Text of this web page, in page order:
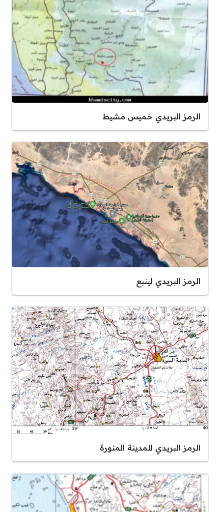
الرمز البريدي خميس مشيط
الرمز البريدي لينبع
الرمز البريدي للمدينة المنورة